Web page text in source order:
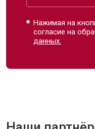
Нажимая на
согласие на
данных.